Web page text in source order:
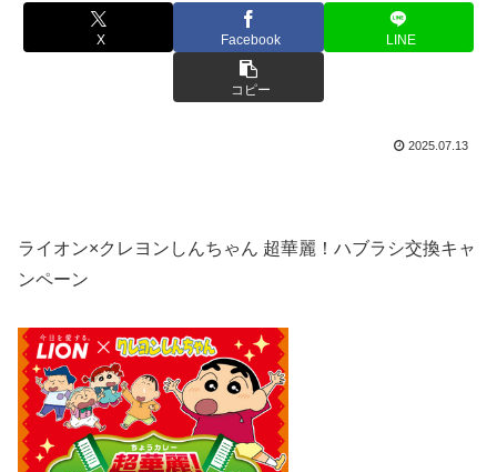
X Facebook LINE
コピー
2025.07.13
ライオン×クレヨンしんちゃん 超華麗！ハブラシ交換キャ
ンペーン